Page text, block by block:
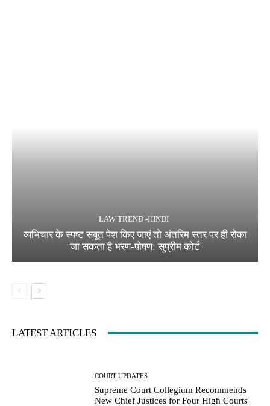
LAW TREND -HINDI
व्यभिचार के स्पष्ट सबूत पेश किए जाएं तो अंतरिम स्तर पर ही रोका
जा सकता है भरण-पोषण: सुप्रीम कोर्ट
LATEST ARTICLES
COURT UPDATES
Supreme Court Collegium Recommends
New Chief Justices for Four High Courts